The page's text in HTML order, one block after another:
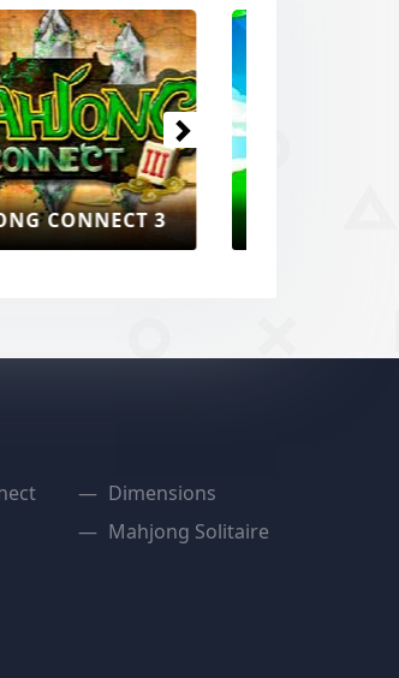
MAHJONG
Volgende
Dimensions
Mahjong Solitaire